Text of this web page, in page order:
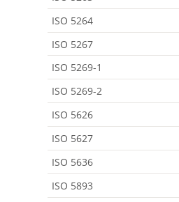
ISO 5264
ISO 5267
ISO 5269-1
ISO 5269-2
ISO 5626
ISO 5627
ISO 5636
ISO 5893